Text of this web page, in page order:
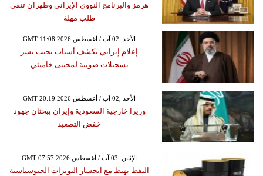
هرمز والبرنامج النووي الإيراني وطهران تنفي
طلب مهلة
GMT 11:08 2026 الأحد ,02 آب / أغسطس
إعلام إيراني يكشف أسباب تجنب نشر
تسجيلات صوتية لمجتبى خامنئي
GMT 20:19 2026 الأحد ,02 آب / أغسطس
وزيرا خارجية السعودية وإيران يبحثان جهود
خفض التصعيد
GMT 07:57 2026 الإثنين ,03 آب / أغسطس
النفط يهبط مع انحسار التوترات الجيوسياسية